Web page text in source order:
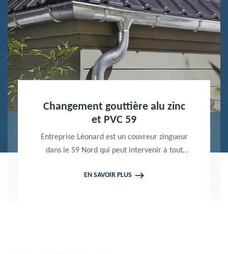
Nettoyage terrasse et pavé 59
Peintre professionnel dans le 59 Nord,
Entreprise Léonard utilise des produits de
pavé. Propose un devis gratuit qui ne vous
EN SAVOIR PLUS